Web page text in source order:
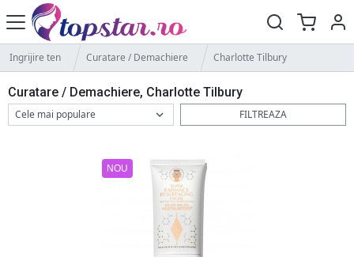
Ingrijire ten Curatare / Demachiere Charlotte Tilbury
Curatare / Demachiere, Charlotte Tilbury
FILTREAZA
NOU